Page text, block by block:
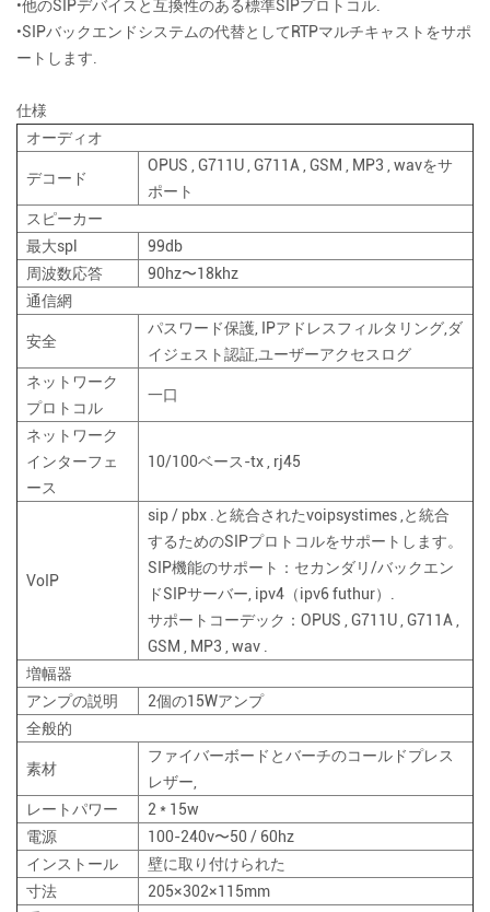
•他のSIPデバイスと互換性のある標準SIPプロトコル.
•SIPバックエンドシステムの代替としてRTPマルチキャストをサポ
ートします.
仕様
オーディオ
デコード
OPUS , G711U , G711A , GSM , MP3 , wavをサ
ポート
スピーカー
最大spl
99db
周波数応答
90hz〜18khz
通信網
安全
パスワード保護, IPアドレスフィルタリング,ダ
イジェスト認証,ユーザーアクセスログ
ネットワーク
プロトコル
一口
ネットワーク
インターフェ
ース
10/100ベース-tx , rj45
VoIP
sip / pbx .と統合されたvoipsystimes ,と統合
するためのSIPプロトコルをサポートします。
SIP機能のサポート：セカンダリ/バックエン
ドSIPサーバー, ipv4（ipv6 futhur）.
サポートコーデック：OPUS , G711U , G711A ,
GSM , MP3 , wav .
増幅器
アンプの説明
2個の15Wアンプ
全般的
素材
ファイバーボードとバーチのコールドプレス
レザー,
レートパワー
2 * 15w
電源
100-240v〜50 / 60hz
インストール
壁に取り付けられた
寸法
205×302×115mm